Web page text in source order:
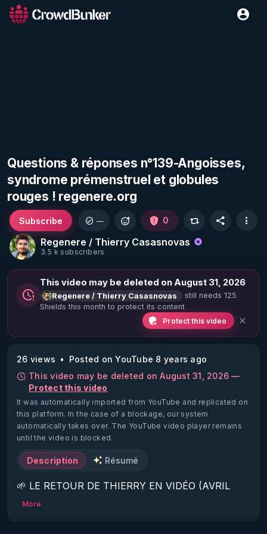
Questions & réponses n°139-Angoisses,
syndrome prémenstruel et globules
rouges ! regenere.org
Regenere / Thierry Casasnovas
3.5 k subscribers
Subscribe — 0
This video may be deleted on August 31, 2026
Regenere / Thierry Casasnovas
still needs 125
Shields this month to protect its content
Protect this video
26 views
Posted on YouTube 8 years ago
This video may be deleted on August 31, 2026 —
Protect this video
It was automatically imported from YouTube and replicated on
this platform. In the case of a blockage, our system
automatically takes over. The YouTube video player remains
until the video is blocked.
Description Résumé
🌱 LE RETOUR DE THIERRY EN VIDÉO (AVRIL
2022)!
More